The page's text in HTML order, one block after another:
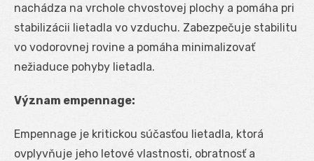
nachádza na vrchole chvostovej plochy a pomáha pri
stabilizácii lietadla vo vzduchu. Zabezpečuje stabilitu
vo vodorovnej rovine a pomáha minimalizovať
nežiaduce pohyby lietadla.
Význam empennage:
Empennage je kritickou súčasťou lietadla, ktorá
ovplyvňuje jeho letové vlastnosti, obratnosť a